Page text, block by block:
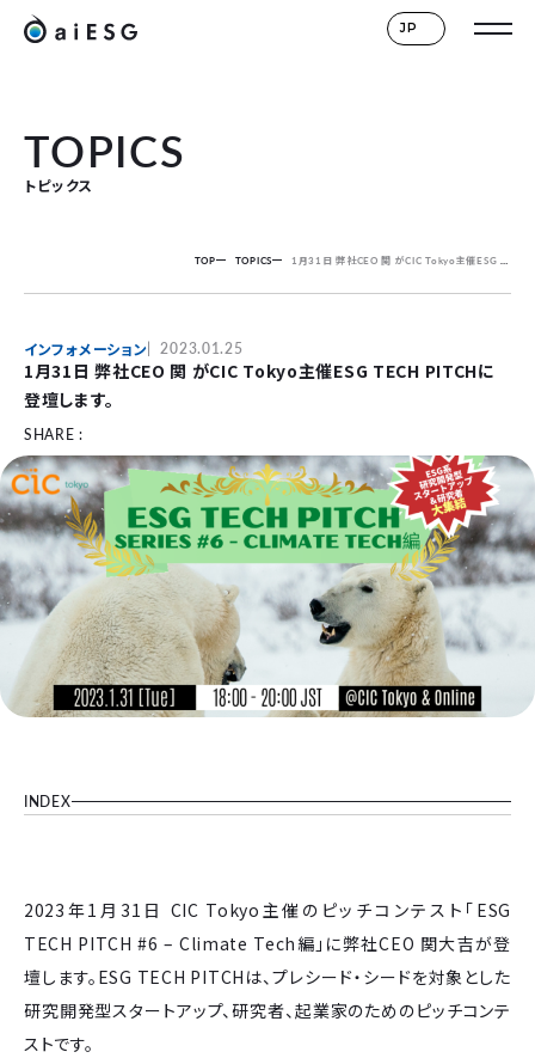
JP
TOPICS
トピックス
TOP TOPICS 1月31日 弊社CEO 関 がCIC Tokyo主催ESG TECH PITCHに登壇します。
インフォメーション 2023.01.25
1月31日 弊社CEO 関 がCIC Tokyo主催ESG TECH PITCHに
登壇します。
SHARE :
INDEX
2023年1月31日 CIC Tokyo主催のピッチコンテスト「ESG
TECH PITCH #6 – Climate Tech編」に弊社CEO 関大吉が登
壇します。ESG TECH PITCHは、プレシード・シードを対象とした
研究開発型スタートアップ、研究者、起業家のためのピッチコンテ
ストです。